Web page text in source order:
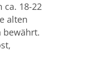
ca. 18-22
alten
bewährt.